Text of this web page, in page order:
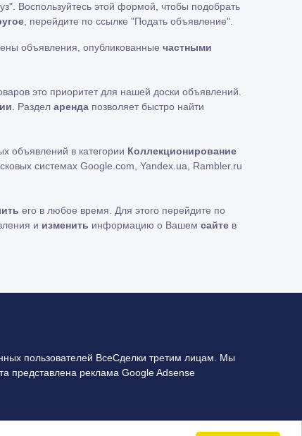
Воспользуйтесь этой формой, чтобы подобрать
, перейдите по ссылке "Подать объявление"
объявления, опубликованные частными
это приоритет для нашей доски объявлений.
. Раздел аренда позволяет быстро найти
объявлений в категории Коллекционирование
системах Google.com, Yandex.ua, Rambler.ru
его в любое время. Для этого перейдите по
и изменить информацию о Вашем сайте в
пользователей ВсеСделки третим лицам. Мы
представлена реклама Google Adsense